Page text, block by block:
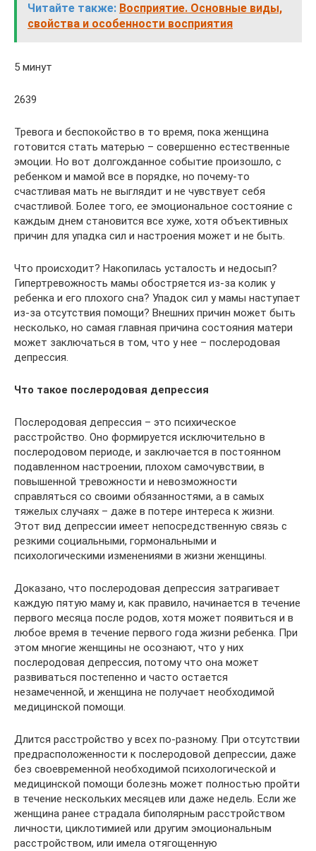
Читайте также: Восприятие. Основные виды,
свойства и особенности восприятия
5 минут
2639
Тревога и беспокойство в то время, пока женщина
готовится стать матерью – совершенно естественные
эмоции. Но вот долгожданное событие произошло, с
ребенком и мамой все в порядке, но почему-то
счастливая мать не выглядит и не чувствует себя
счастливой. Более того, ее эмоциональное состояние с
каждым днем становится все хуже, хотя объективных
причин для упадка сил и настроения может и не быть.
Что происходит? Накопилась усталость и недосып?
Гипертревожность мамы обостряется из-за колик у
ребенка и его плохого сна? Упадок сил у мамы наступает
из-за отсутствия помощи? Внешних причин может быть
несколько, но самая главная причина состояния матери
может заключаться в том, что у нее – послеродовая
депрессия.
Что такое послеродовая депрессия
Послеродовая депрессия – это психическое
расстройство. Оно формируется исключительно в
послеродовом периоде, и заключается в постоянном
подавленном настроении, плохом самочувствии, в
повышенной тревожности и невозможности
справляться со своими обязанностями, а в самых
тяжелых случаях – даже в потере интереса к жизни.
Этот вид депрессии имеет непосредственную связь с
резкими социальными, гормональными и
психологическими изменениями в жизни женщины.
Доказано, что послеродовая депрессия затрагивает
каждую пятую маму и, как правило, начинается в течение
первого месяца после родов, хотя может появиться и в
любое время в течение первого года жизни ребенка. При
этом многие женщины не осознают, что у них
послеродовая депрессия, потому что она может
развиваться постепенно и часто остается
незамеченной, и женщина не получает необходимой
медицинской помощи.
Длится расстройство у всех по-разному. При отсутствии
предрасположенности к послеродовой депрессии, даже
без своевременной необходимой психологической и
медицинской помощи болезнь может полностью пройти
в течение нескольких месяцев или даже недель. Если же
женщина ранее страдала биполярным расстройством
личности, циклотимией или другим эмоциональным
расстройством, или имела отягощенную